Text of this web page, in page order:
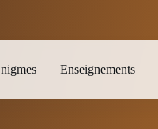
Enseignements